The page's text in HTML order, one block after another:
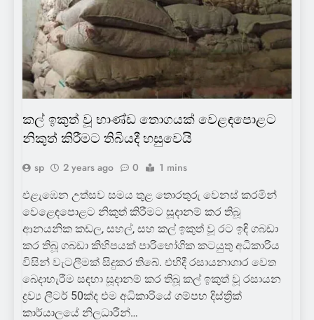
කල් ඉකුත් වූ භාණ්ඩ තොගයක් වෙළඳපොළට
නිකුත් කිරීමට තිබියදී හසුවෙයි
sp 2 years ago 0 1 mins
එළැඹෙන උත්සව සමය තුළ තොරතුරු වෙනස් කරමින්
වෙළෙඳපොළට නිකුත් කිරීමට සූදානම් කර තිබූ
ආනයනික කඩල, සහල්, සහ කල් ඉකුත් වූ රට ඉඳි ගබඩා
කර තිබූ ගබඩා කිහිපයක් පාරිභෝගික කටයුතු අධිකාරිය
විසින් වැටලීමක් සිදුකර තිබේ. එහිදී රසායනාගාර වෙත
බෙදාහැරීම සඳහා සූදානම් කර තිබූ කල් ඉකුත් වූ රසායන
ද්‍රව්‍ය ලීටර් 50ක්ද එම අධිකාරියේ ගම්පහ දිස්ත්‍රික්
කාර්යාලයේ නිලධාරීන්…